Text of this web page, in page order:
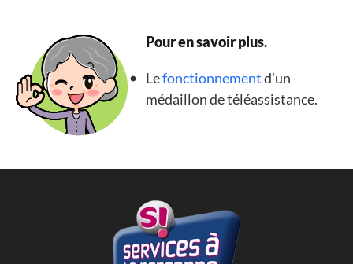
Pour en savoir plus.
Lefonctionnementd'un
médaillon de téléassistance.